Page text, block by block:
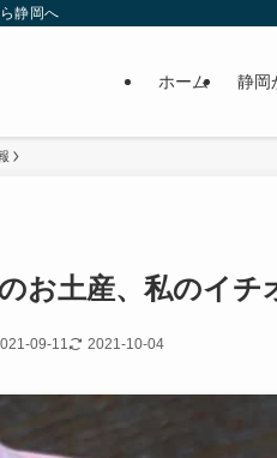
静岡へ
ホーム 静岡
お土産、私のイチ
09-11 2021-10-04